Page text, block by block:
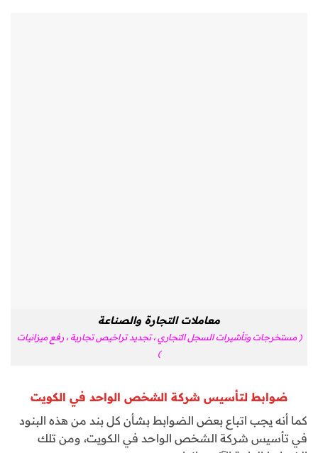
معاملات التجارة والصناعة
( مستخرجات وتأشيرات السجل التجاري ، تجديد تراخيص تجارية ، رفع ميزانيات
)
ضوابط لتأسيس شركة الشخص الواحد في الكويت
كما أنه يجب اتباع بعض الضوابط بشأن كل بند من هذه البنود
في تأسيس شركة الشخص الواحد في الكويت، ومن تلك